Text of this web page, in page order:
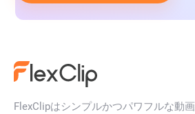
FlexClipはシンプルかつパワフルな動